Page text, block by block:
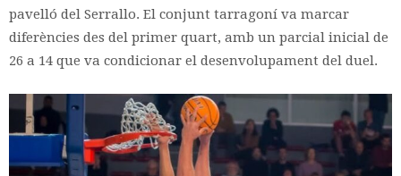
pavelló del Serrallo. El conjunt tarragoní va marcar
diferències des del primer quart, amb un parcial inicial de
26 a 14 que va condicionar el desenvolupament del duel.